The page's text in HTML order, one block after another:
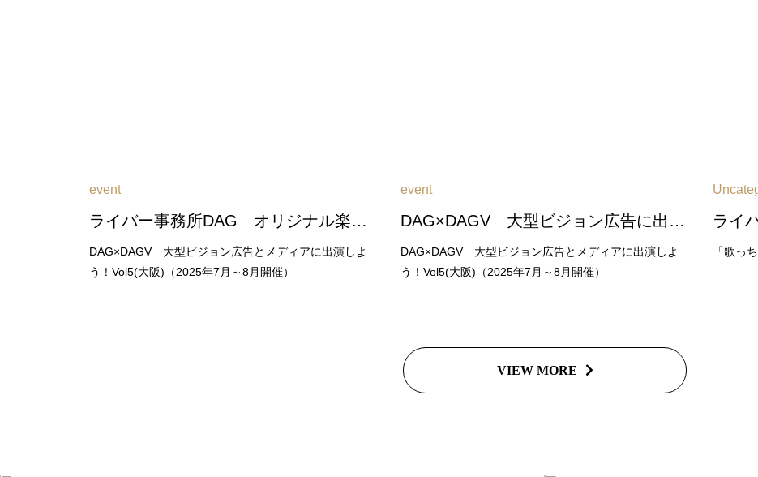
event
ライバー事務所DAG オリジナル楽曲を獲得しよう！Vol２（2026年2月～3月開催）
DAG×DAGV 大型ビジョン広告とメディアに出演しよ
う！Vol5(大阪)（2025年7月～8月開催）
event
DAG×DAGV 大型ビジョン広告に出演しよう！Vol6(大阪)（2026年6月～7月開催）
DAG×DAGV 大型ビジョン広告とメディアに出演しよ
う！Vol5(大阪)（2025年7月～8月開催）
「歌っ
VIEW MORE